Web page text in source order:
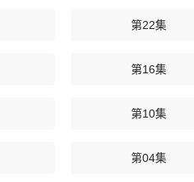
第22集
第16集
第10集
第04集